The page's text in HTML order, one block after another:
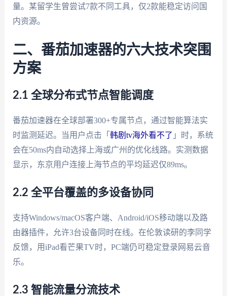
量。某留学生曾尝试7款不同工具，仅2款能稳定访问国
内资源。
二、番茄加速器的六大技术突围
方案
2.1 全球分布式节点智能调度
番茄加速器在全球部署300+专属节点，通过智能算法实
时监测延迟。当用户点击「 韩剧tv海外看不了 」时，系统
会在50ms内自动选择上海或广州的优化线路。实测数据
显示，东京用户连接上海节点的平均延迟仅89ms。
2.2 全平台覆盖的多设备协同
支持Windows/macOS客户端、Android/iOS移动端以及路
由器插件，允许3台设备同时在线。在伦敦读研的李同学
反馈，用iPad看芒果TV时，PC端仍可稳定登录网易云音
乐。
2.3 智能流量分流技术